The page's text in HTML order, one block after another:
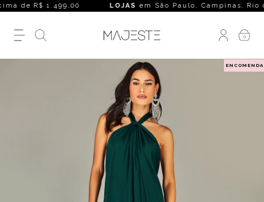
de R$ 1.499,00 LOJASem São Paulo, Campinas, Rio de
0
ENCOMENDA